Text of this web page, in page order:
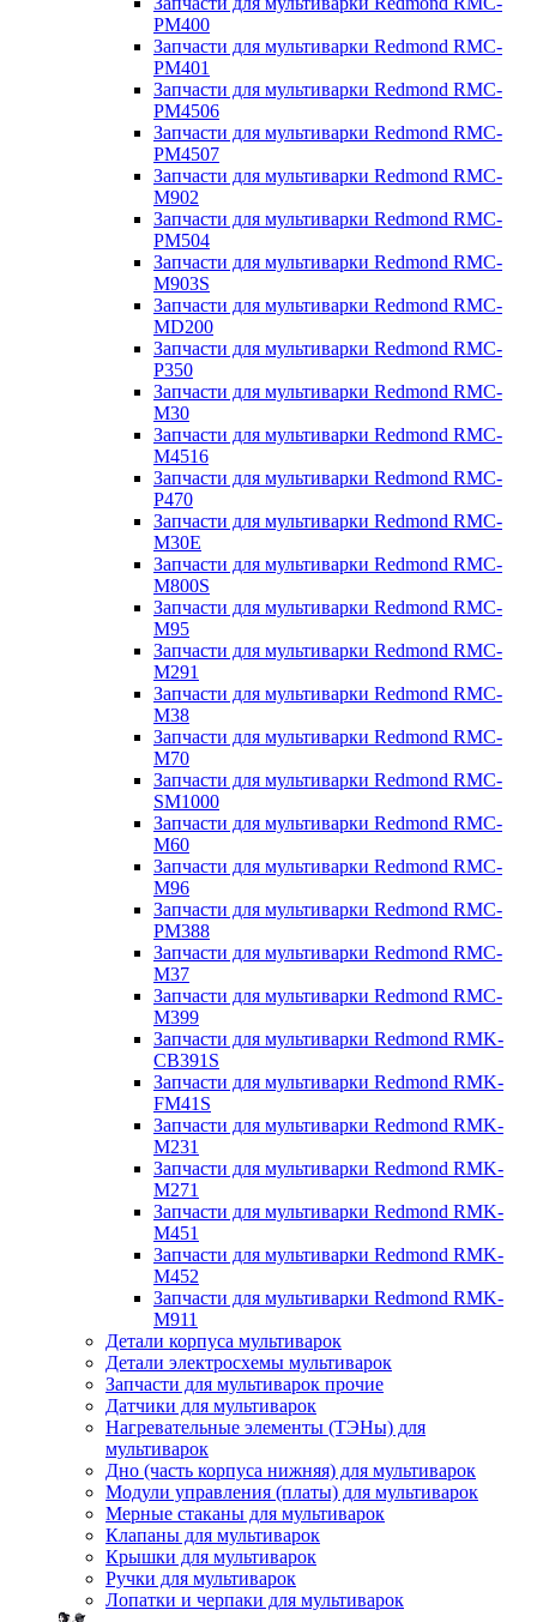
PM400
Запчасти для мультиварки Redmond RMC-
PM401
Запчасти для мультиварки Redmond RMC-
PM4506
Запчасти для мультиварки Redmond RMC-
PM4507
Запчасти для мультиварки Redmond RMC-
M902
Запчасти для мультиварки Redmond RMC-
PM504
Запчасти для мультиварки Redmond RMC-
M903S
Запчасти для мультиварки Redmond RMC-
MD200
Запчасти для мультиварки Redmond RMC-
P350
Запчасти для мультиварки Redmond RMC-
M30
Запчасти для мультиварки Redmond RMC-
M4516
Запчасти для мультиварки Redmond RMC-
P470
Запчасти для мультиварки Redmond RMC-
M30E
Запчасти для мультиварки Redmond RMC-
M800S
Запчасти для мультиварки Redmond RMC-
M95
Запчасти для мультиварки Redmond RMC-
M291
Запчасти для мультиварки Redmond RMC-
M38
Запчасти для мультиварки Redmond RMC-
M70
Запчасти для мультиварки Redmond RMC-
SM1000
Запчасти для мультиварки Redmond RMC-
M60
Запчасти для мультиварки Redmond RMC-
M96
Запчасти для мультиварки Redmond RMC-
PM388
Запчасти для мультиварки Redmond RMC-
M37
Запчасти для мультиварки Redmond RMC-
M399
Запчасти для мультиварки Redmond RMK-
CB391S
Запчасти для мультиварки Redmond RMK-
FM41S
Запчасти для мультиварки Redmond RMK-
M231
Запчасти для мультиварки Redmond RMK-
M271
Запчасти для мультиварки Redmond RMK-
M451
Запчасти для мультиварки Redmond RMK-
M452
Запчасти для мультиварки Redmond RMK-
M911
Детали корпуса мультиварок
Детали электросхемы мультиварок
Запчасти для мультиварок прочие
Датчики для мультиварок
Нагревательные элементы (ТЭНы) для
мультиварок
Дно (часть корпуса нижняя) для мультиварок
Модули управления (платы) для мультиварок
Мерные стаканы для мультиварок
Клапаны для мультиварок
Крышки для мультиварок
Ручки для мультиварок
Лопатки и черпаки для мультиварок